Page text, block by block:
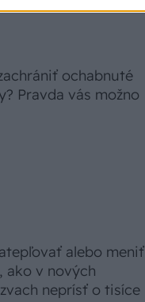
ochabnuté
Pravda vás možno
alebo meniť
ako v nových
neprísť o tisíce